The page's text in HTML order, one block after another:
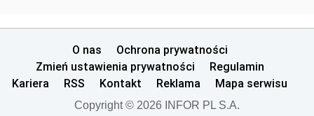
O nas
Ochrona prywatności
Zmień ustawienia prywatności
Regulamin
Kariera
RSS Kontakt Reklama Mapa serwisu
Copyright © 2026 INFOR PL S.A.